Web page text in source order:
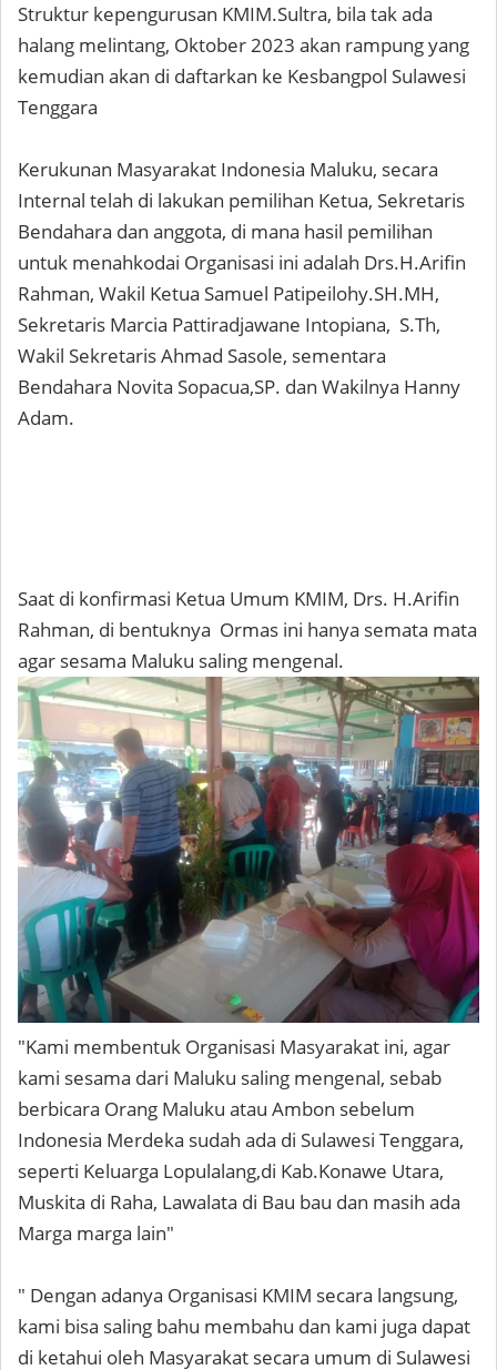
Struktur kepengurusan KMIM.Sultra, bila tak ada
halang melintang, Oktober 2023 akan rampung yang
kemudian akan di daftarkan ke Kesbangpol Sulawesi
Tenggara
Kerukunan Masyarakat Indonesia Maluku, secara
Internal telah di lakukan pemilihan Ketua, Sekretaris
Bendahara dan anggota, di mana hasil pemilihan
untuk menahkodai Organisasi ini adalah Drs.H.Arifin
Rahman, Wakil Ketua Samuel Patipeilohy.SH.MH,
Sekretaris Marcia Pattiradjawane Intopiana, S.Th,
Wakil Sekretaris Ahmad Sasole, sementara
Bendahara Novita Sopacua,SP. dan Wakilnya Hanny
Adam.
Saat di konfirmasi Ketua Umum KMIM, Drs. H.Arifin
Rahman, di bentuknya Ormas ini hanya semata mata
agar sesama Maluku saling mengenal.
"Kami membentuk Organisasi Masyarakat ini, agar
kami sesama dari Maluku saling mengenal, sebab
berbicara Orang Maluku atau Ambon sebelum
Indonesia Merdeka sudah ada di Sulawesi Tenggara,
seperti Keluarga Lopulalang,di Kab.Konawe Utara,
Muskita di Raha, Lawalata di Bau bau dan masih ada
Marga marga lain"
" Dengan adanya Organisasi KMIM secara langsung,
kami bisa saling bahu membahu dan kami juga dapat
di ketahui oleh Masyarakat secara umum di Sulawesi